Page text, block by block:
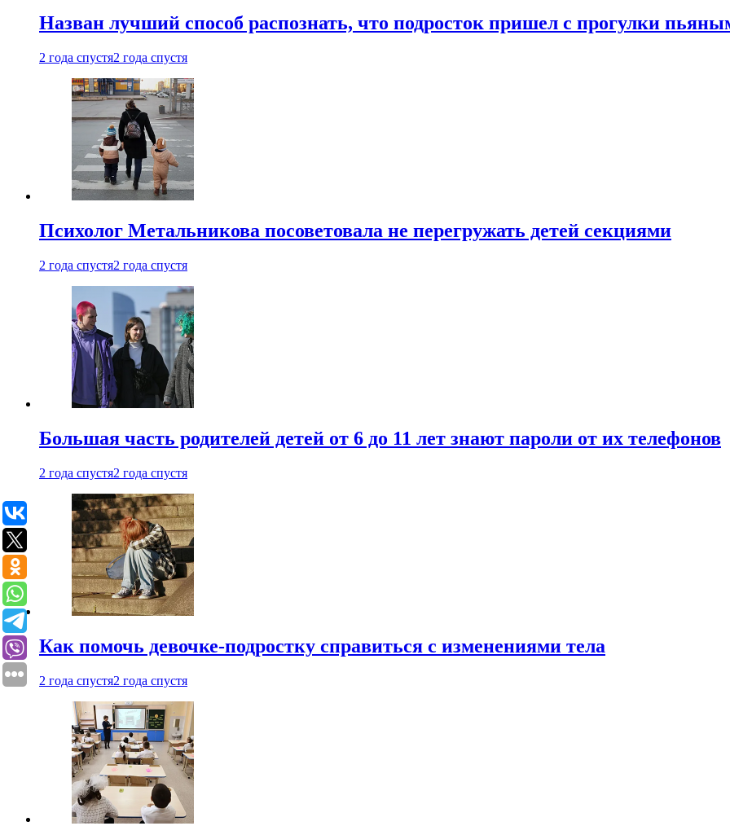
Назван лучший способ распознать, что подросток пришел с прогулки
2 года спустя2 года спустя
Психолог Метальникова посоветовала не перегружать детей секциями
2 года спустя2 года спустя
Большая часть родителей детей от 6 до 11 лет знают пароли от их телефонов
2 года спустя2 года спустя
Как помочь девочке-подростку справиться с изменениями тела
2 года спустя2 года спустя